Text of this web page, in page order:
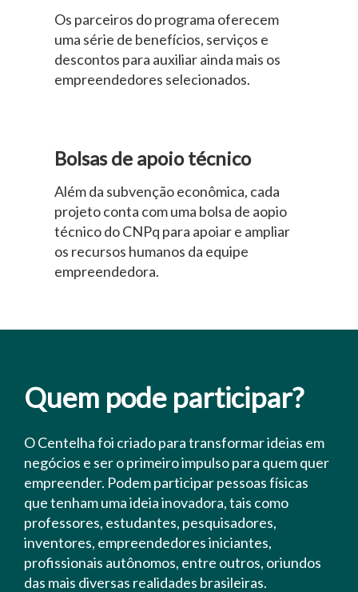
Os parceiros do programa oferecem
uma série de benefícios, serviços e
descontos para auxiliar ainda mais os
empreendedores selecionados.
Bolsas de apoio técnico
Além da subvenção econômica, cada
projeto conta com uma bolsa de aopio
técnico do CNPq para apoiar e ampliar
os recursos humanos da equipe
empreendedora.
Quem pode participar?
O Centelha foi criado para transformar ideias em
negócios e ser o primeiro impulso para quem quer
empreender. Podem participar pessoas físicas
que tenham uma ideia inovadora, tais como
professores, estudantes, pesquisadores,
inventores, empreendedores iniciantes,
profissionais autônomos, entre outros, oriundos
das mais diversas realidades brasileiras.